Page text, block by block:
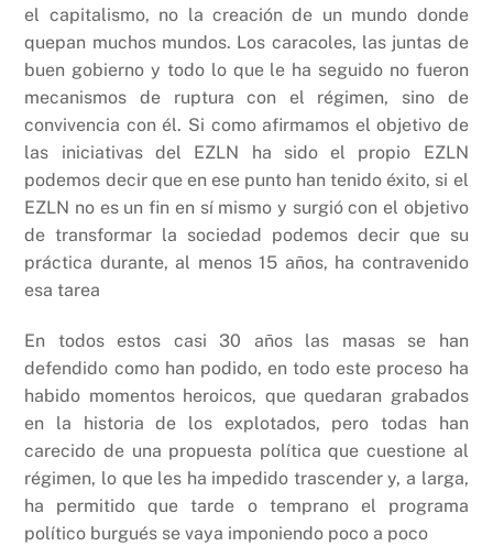
el capitalismo, no la creación de un mundo donde
quepan muchos mundos. Los caracoles, las juntas de
buen gobierno y todo lo que le ha seguido no fueron
mecanismos de ruptura con el régimen, sino de
convivencia con él. Si como afirmamos el objetivo de
las iniciativas del EZLN ha sido el propio EZLN
podemos decir que en ese punto han tenido éxito, si el
EZLN no es un fin en sí mismo y surgió con el objetivo
de transformar la sociedad podemos decir que su
práctica durante, al menos 15 años, ha contravenido
esa tarea
En todos estos casi 30 años las masas se han
defendido como han podido, en todo este proceso ha
habido momentos heroicos, que quedaran grabados
en la historia de los explotados, pero todas han
carecido de una propuesta política que cuestione al
régimen, lo que les ha impedido trascender y, a larga,
ha permitido que tarde o temprano el programa
político burgués se vaya imponiendo poco a poco